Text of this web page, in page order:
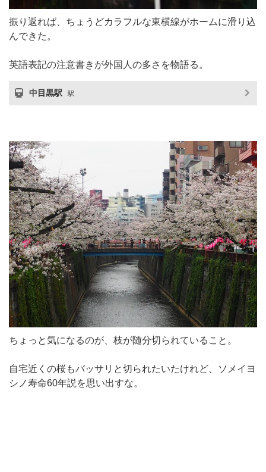
振り返れば、ちょうどカラフルな東横線がホームに滑り込
んできた。
英語表記の注意書きが外国人の多さを物語る。
中目黒駅 駅
ちょっと気になるのが、枝が随分切られていること。
自宅近くの桜もバッサリと切られたいたけれど、ソメイヨ
シノ寿命60年説を思い出すな。